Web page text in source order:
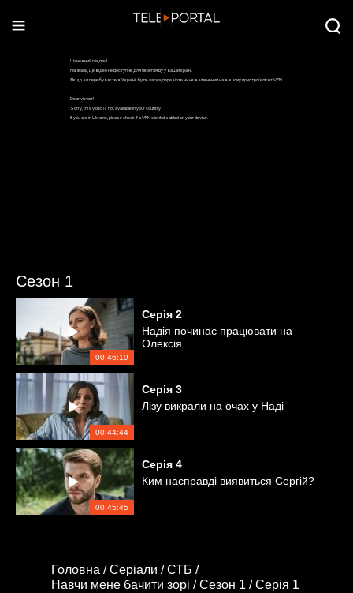
Сезон 1
00:46:19
Серія 2
Надія починає працювати на
Олексія
00:44:44
Серія 3
Лізу викрали на очах у Наді
00:45:45
Серія 4
Ким насправді виявиться Сергій?
Головна /Серіали /СТБ /
Навчи мене бачити зорі /Сезон 1 /Серія 1